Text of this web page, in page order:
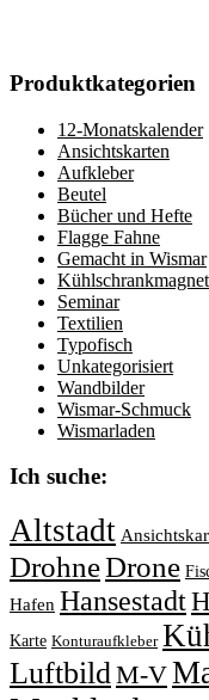
Produktkategorien
12-Monatskalender
Ansichtskarten
Aufkleber
Beutel
Bücher und Hefte
Flagge Fahne
Gemacht in Wismar
Seminar
Textilien
Typofisch
Unkategorisiert
Wandbilder
Wismar-Schmuck
Wismarladen
Ich suche:
Altstadt
DrohneDrone
Hafen Hansestadt
Karte Konturaufkleber
LuftbildM-V